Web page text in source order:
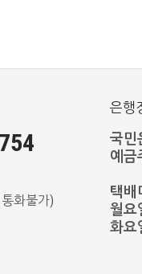
화불가)
은행
국민
예금
택배
월요
화요